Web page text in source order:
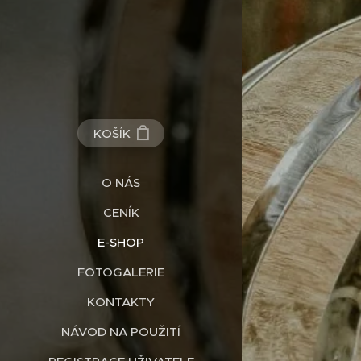
KOŠÍK
O NÁS
CENÍK
E-SHOP
FOTOGALERIE
KONTAKTY
NÁVOD NA POUŽITÍ